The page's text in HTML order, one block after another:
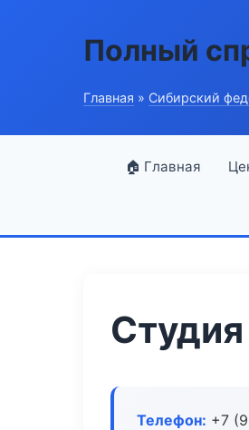
Полный
Главная » Сибирский
🏠 Главная
Телефон: +7